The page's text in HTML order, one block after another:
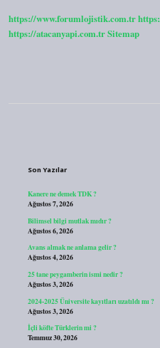
https://www.forumlojistik.com.tr
https://atacanyapi.com.trSitemap
Son Yazılar
Kanere ne demek TDK ?
Ağustos 7, 2026
Bilimsel bilgi mutlak mıdır ?
Ağustos 6, 2026
Avans almak ne anlama gelir ?
Ağustos 4, 2026
25 tane peygamberin ismi nedir ?
Ağustos 3, 2026
2024-2025 Üniversite kayıtları uzatıldı mı ?
Ağustos 3, 2026
İçli köfte Türklerin mi ?
Temmuz 30, 2026